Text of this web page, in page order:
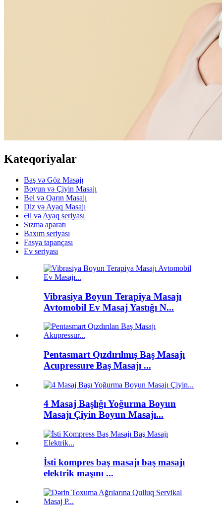
Kateqoriyalar
Baş və Göz Masajı
Boyun və Çiyin Masajı
Bel və Qarın Masajı
Diz və Ayaq Masajı
Əl və Ayaq seriyası
Sızma aparatı
Baxım seriyası
Fasya tapançası
Ev seriyası
Vibrasiya Boyun Terapiya Masajı
Avtomobil Ev Masaj Yastığı N...
Pentasmart Qızdırılmış Baş Masajı
Acupressure Baş Masajı ...
4 Masaj Başlığı Yoğurma Boyun
Masajı Çiyin Boyun Masajı...
İsti kompres baş masajı baş masajı
elektrik maşını ...